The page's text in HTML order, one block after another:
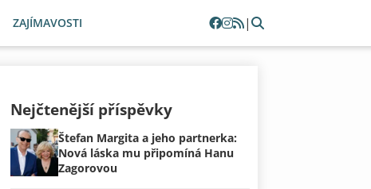
ZAJÍMAVOSTI |
Nejčtenější příspěvky
Štefan Margita a jeho partnerka:
Nová láska mu připomíná Hanu
Zagorovou